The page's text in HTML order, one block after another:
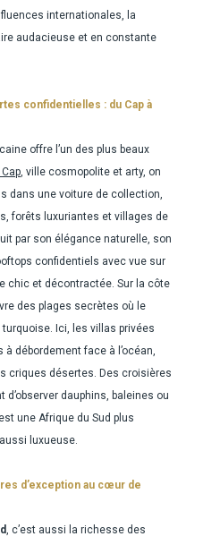
internationales, la
audacieuse et en constante
confidentielles : du Cap à
offre l’un des plus beaux
Cap, ville cosmopolite et arty, on
dans une voiture de collection,
forêts luxuriantes et villages de
par son élégance naturelle, son
confidentiels avec vue sur
chic et décontractée. Sur la côte
des plages secrètes où le
Ici, les villas privées
débordement face à l’océan,
criques désertes. Des croisières
dauphins, baleines ou
une Afrique du Sud plus
luxueuse.
d’exception au cœur de
, c’est aussi la richesse des